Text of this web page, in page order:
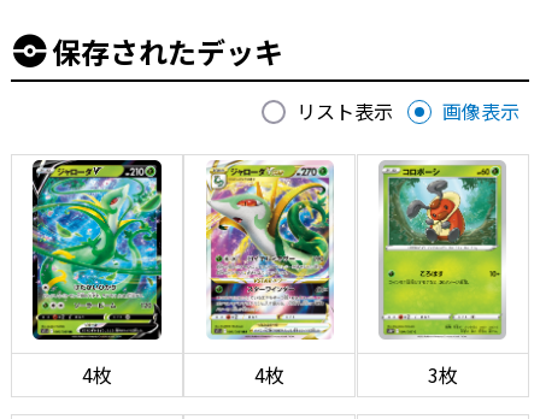
保存されたデッキ
リスト表示 画像表示
4枚 4枚 3枚